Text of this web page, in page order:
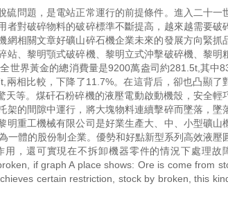
問題，是電站正常運行的前提條件。進入二十一
者對破碎物料的破碎標準不斷提高，越來越需要破
相關文章好礦山碎石機企業未來的發展方向緊抓
、黎明顎式破碎機、黎明立式沖擊破碎機、黎明
世界黃金的總消費量是9200萬盎司約281.5t,其中
相比較，下降了11.7%。在這背后，卻也凸顯了
等。煤矸石粉碎機的液壓電動啟動機殼，安全輕
的間隙中運行，將大塊物料連續擊碎而墜落，墜
重工機械有限公司是好業生產大、中、小型礦山
一體的股份制企業。優勢和好點新型系列高效液壓
，還可實現在不拆卸機器零件的情況下處理故
if graph A place shows: Ore is come from
certain restriction, stock by broken, this